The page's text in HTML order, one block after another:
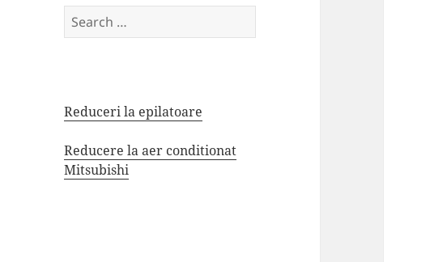
Search
for:
Reduceri la epilatoare
Reducere la aer conditionat
Mitsubishi